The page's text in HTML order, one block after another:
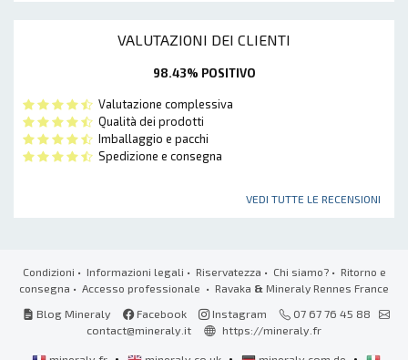
VALUTAZIONI DEI CLIENTI
98.43% POSITIVO
Valutazione complessiva
Qualità dei prodotti
Imballaggio e pacchi
Spedizione e consegna
VEDI TUTTE LE RECENSIONI
Condizioni • Informazioni legali • Riservatezza • Chi siamo?• Ritorno e
consegna • Accesso professionale • Ravaka & Mineraly Rennes France
Blog Mineraly
Facebook Instagram
07 67 76 45 88
contact@mineraly.it
https://mineraly.fr